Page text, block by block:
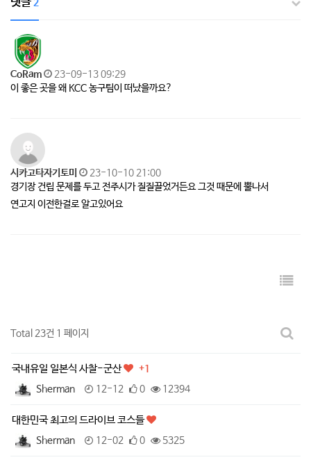
2
CoRam
23-09-13 09:29
이 좋은 곳을 왜 KCC 농구팀이 떠났을까요?
시카고타자기토미
23-10-10 21:00
경기장 건립 문제를 두고 전주시가 질질끌었거든요 그것 때문에 뿔나서
연고지 이전한걸로 알고있어요
Total 23건 1 페이지
국내유일 일본식 사찰-군산
+1
Sherman
12-12 0 12394
대한민국 최고의 드라이브 코스들
Sherman 12-02 0 5325